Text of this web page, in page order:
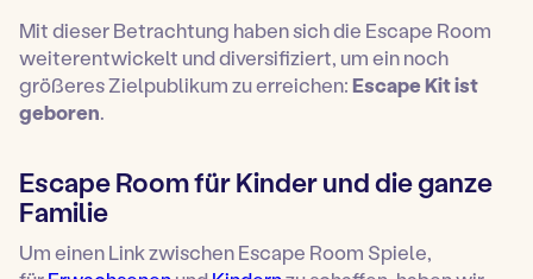
Mit dieser Betrachtung haben sich die Escape Room
weiterentwickelt und diversifiziert, um ein noch
größeres Zielpublikum zu erreichen:Escape Kit ist
geboren.
Escape Room für Kinder und die ganze
Familie
Um einen Link zwischen Escape Room Spiele,